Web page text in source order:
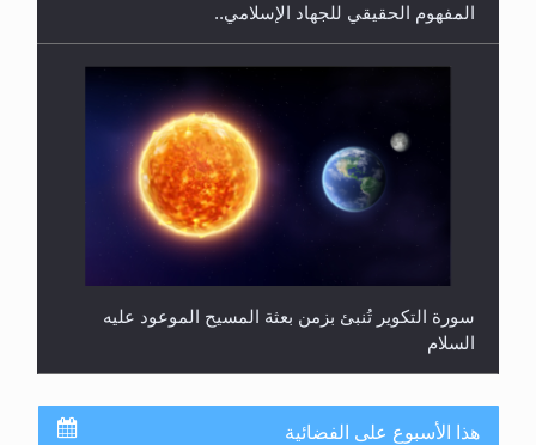
المفهوم الحقيقي للجهاد الإسلامي..
سورة التكوير تُنبئ بزمن بعثة المسيح الموعود عليه
السلام
هذا الأسبوع على الفضائية